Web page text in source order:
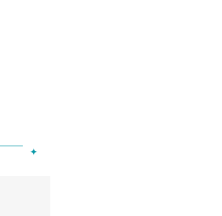
✦